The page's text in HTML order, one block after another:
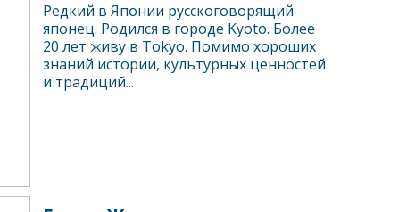
Редкий в Японии русскоговорящий
японец. Родился в городе Kyoto. Более
20 лет живу в Tokyo. Помимо хороших
знаний истории, культурных ценностей
и традиций...